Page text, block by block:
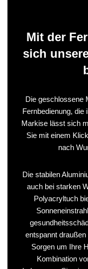
Mit der
sich
Die geschlossene
Fernbedienung, die
Markise lässt sich
Sie mit einem
nach
Die stabilen
auch bei starken
Polyacryltuch
entspannt
Sorgen um Ihre
Kombination